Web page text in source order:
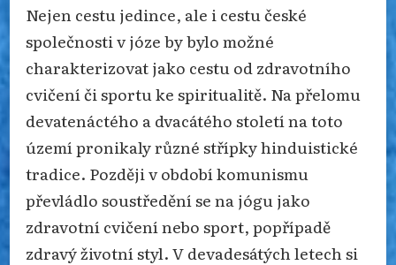
Nejen cestu jedince, ale i cestu české
společnosti v józe by bylo možné
charakterizovat jako cestu od zdravotního
cvičení či sportu ke spiritualitě. Na přelomu
devatenáctého a dvacátého století na toto
území pronikaly různé střípky hinduistické
tradice. Později v období komunismu
převládlo soustředění se na jógu jako
zdravotní cvičení nebo sport, popřípadě
zdravý životní styl. V devadesátých letech si